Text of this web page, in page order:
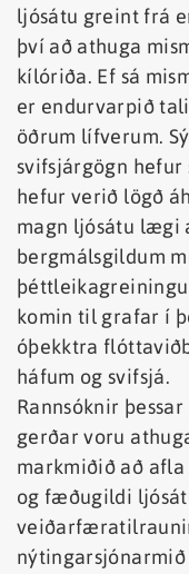
ljósátu greint frá
því að athuga
kílóriða. Ef sá
er endurvarpið
öðrum lífverum.
svifsjárgögn hefur
hefur verið lögð
magn ljósátu lægi
bergmálsgildum
komin til grafar í
óþekktra
háfum og svifsjá.
Rannsóknir
gerðar voru
markmiðið að afla
og fæðugildi